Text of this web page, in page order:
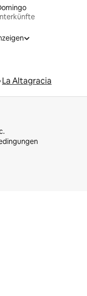
La Altagracia